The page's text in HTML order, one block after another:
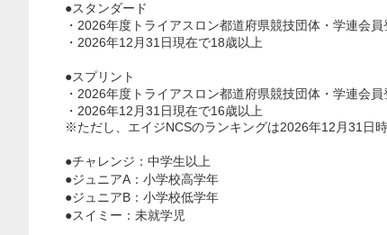
●スタンダード
・2026年度トライアスロン都道府県競技団体・学連会員
・2026年12月31日現在で18歳以上
●スプリント
・2026年度トライアスロン都道府県競技団体・学連会員
・2026年12月31日現在で16歳以上
※ただし、エイジNCSのランキングは2026年12月31日
●チャレンジ：中学生以上
●ジュニアA：小学校高学年
●ジュニアB：小学校低学年
●スイミー：未就学児